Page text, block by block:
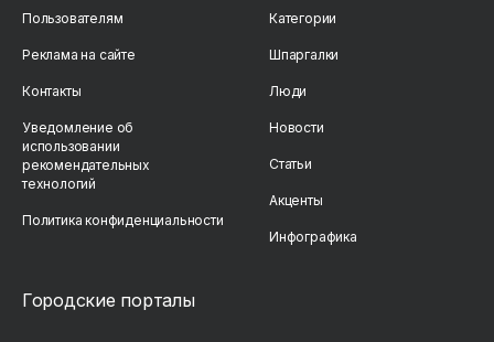
Пользователям
Реклама на сайте
Контакты
Уведомление об
использовании
рекомендательных
технологий
Политика конфиденциальности
Категории
Шпаргалки
Люди
Новости
Статьи
Акценты
Инфографика
Городские порталы